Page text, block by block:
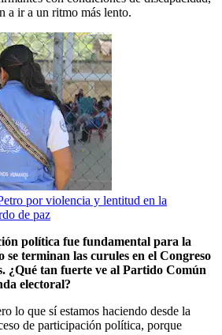
a ir a un ritmo más lento.
por violencia y lentitud en la
de paz
política fue fundamental para la
terminan las curules en el Congreso
¿Qué tan fuerte ve al Partido Común
electoral?
lo que sí estamos haciendo desde la
de participación política, porque